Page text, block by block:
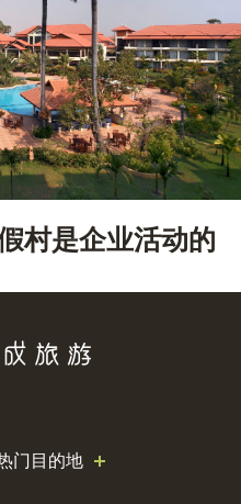
村是企业活动的
门目的地